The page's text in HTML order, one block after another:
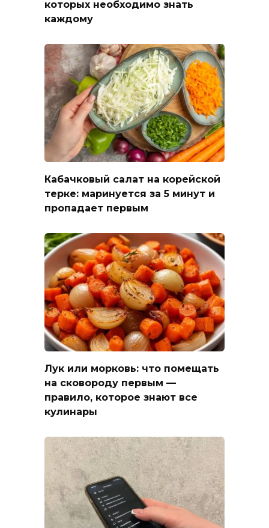
которых необходимо знать
каждому
Кабачковый салат на корейской
терке: маринуется за 5 минут и
пропадает первым
Лук или морковь: что помещать
на сковороду первым —
правило, которое знают все
кулинары